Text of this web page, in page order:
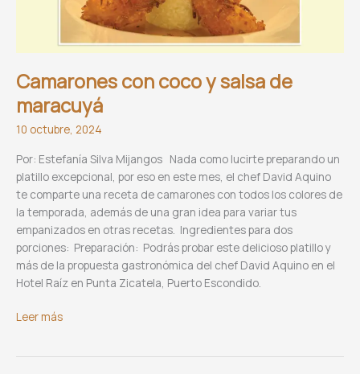
Camarones con coco y salsa de
maracuyá
10 octubre, 2024
Por: Estefanía Silva Mijangos Nada como lucirte preparando un
platillo excepcional, por eso en este mes, el chef David Aquino
te comparte una receta de camarones con todos los colores de
la temporada, además de una gran idea para variar tus
empanizados en otras recetas. Ingredientes para dos
porciones: Preparación: Podrás probar este delicioso platillo y
más de la propuesta gastronómica del chef David Aquino en el
Hotel Raíz en Punta Zicatela, Puerto Escondido.
Camarones
Leer más